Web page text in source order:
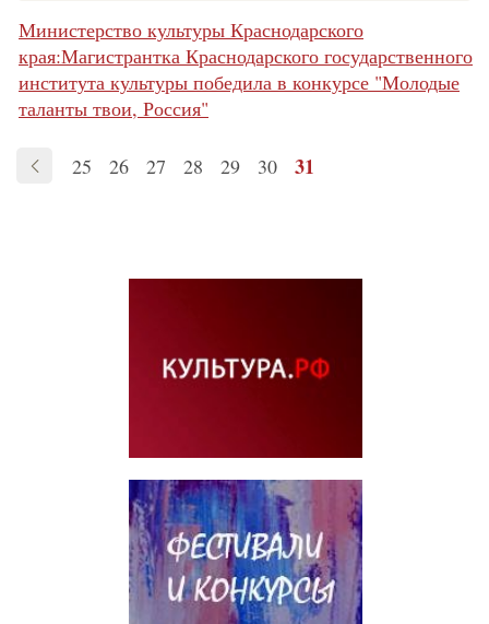
Министерство культуры Краснодарского
края:Магистрантка Краснодарского государственного
института культуры победила в конкурсе "Молодые
таланты твои, Россия"
25 26 27 28 29 30 31